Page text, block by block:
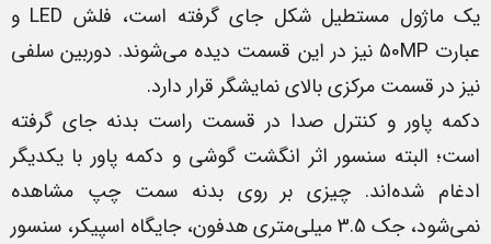
یک ماژول مستطیل شکل جای گرفته است، فلش LED و
عبارت 50MP نیز در این قسمت دیده می‌شوند. دوربین سلفی
نیز در قسمت مرکزی بالای نمایشگر قرار دارد.
دکمه پاور و کنترل صدا در قسمت راست بدنه جای گرفته
است؛ البته سنسور اثر انگشت گوشی و دکمه پاور با یکدیگر
ادغام شده‌اند. چیزی بر روی بدنه سمت چپ مشاهده
نمی‌شود، جک 3.5 میلی‌متری هدفون، جایگاه اسپیکر، سنسور